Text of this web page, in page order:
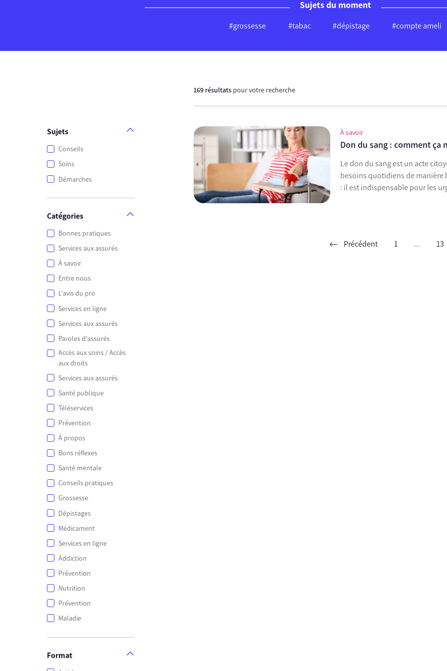
Sujets du moment
#grossesse #tabac #dépistage #compte ameli
Sujets
Conseils
Soins
Démarches
Catégories
Bonnes pratiques
Services aux assurés
À savoir
Entre nous
L'avis du pro
Services en ligne
Services aux assurés
Paroles d'assurés
Accès aux soins / Accès
aux droits
Services aux assurés
Santé publique
Téléservices
Prévention
À propos
Bons réflexes
Santé mentale
Conseils pratiques
Grossesse
Dépistages
Médicament
Services en ligne
Addiction
Prévention
Nutrition
Prévention
Maladie
Format
169 résultats pour votre recherche
À savoir
Don du sang : comment ça
Le don du sang est un acte citoyen, solidaire et libre qui permet de répondre à des
besoins quotidiens de manière bénévole. Donner son sang
: il est indispensable pour les
Précédent 1 ... 13